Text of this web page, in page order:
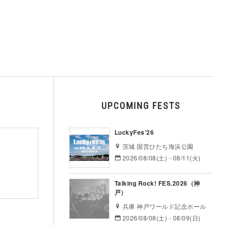
UPCOMING FESTS
LuckyFes’26
茨城 国営ひたち海浜公園
2026/08/08(土) - 08/11(火)
Talking Rock! FES.2026（神
戸）
兵庫 神戸ワールド記念ホール
2026/08/08(土) - 08/09(日)